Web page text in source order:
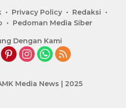
Privacy Policy
Redaksi
Pedoman Media Siber
Dengan Kami
Media News | 2025